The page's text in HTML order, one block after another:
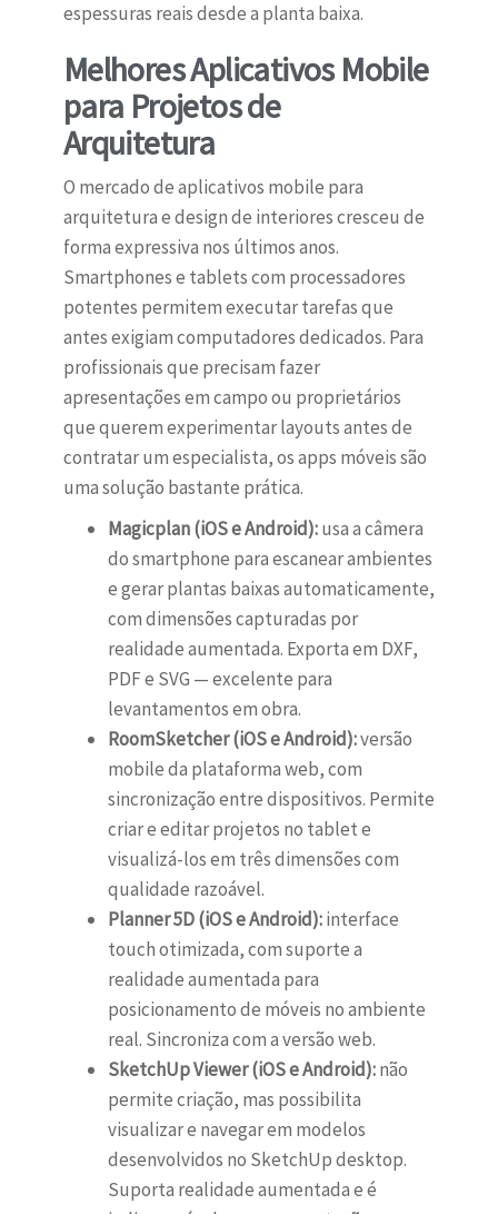
espessuras reais desde a planta baixa.
Melhores Aplicativos Mobile
para Projetos de
Arquitetura
O mercado de aplicativos mobile para
arquitetura e design de interiores cresceu de
forma expressiva nos últimos anos.
Smartphones e tablets com processadores
potentes permitem executar tarefas que
antes exigiam computadores dedicados. Para
profissionais que precisam fazer
apresentações em campo ou proprietários
que querem experimentar layouts antes de
contratar um especialista, os apps móveis são
uma solução bastante prática.
Magicplan (iOS e Android):usa a câmera
do smartphone para escanear ambientes
e gerar plantas baixas automaticamente,
com dimensões capturadas por
realidade aumentada. Exporta em DXF,
PDF e SVG — excelente para
levantamentos em obra.
RoomSketcher (iOS e Android):versão
mobile da plataforma web, com
sincronização entre dispositivos. Permite
criar e editar projetos no tablet e
visualizá-los em três dimensões com
qualidade razoável.
Planner 5D (iOS e Android):interface
touch otimizada, com suporte a
realidade aumentada para
posicionamento de móveis no ambiente
real. Sincroniza com a versão web.
SketchUp Viewer (iOS e Android):não
permite criação, mas possibilita
visualizar e navegar em modelos
desenvolvidos no SketchUp desktop.
Suporta realidade aumentada e é